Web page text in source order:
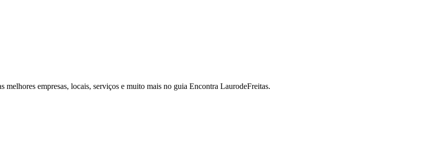
empresas, locais, serviços e muito mais no guia Encontra LaurodeFreitas.